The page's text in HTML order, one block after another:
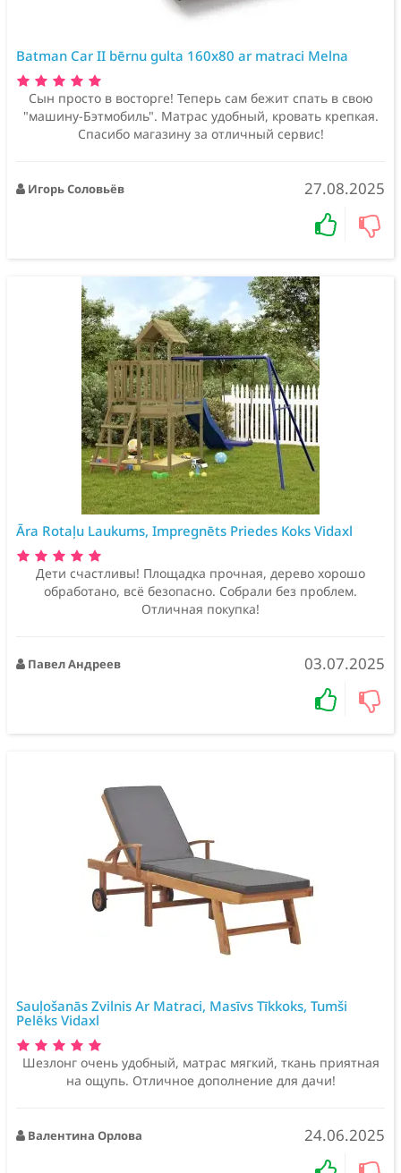
Batman Car II bērnu gulta 160x80 ar matraci Melna
Сын просто в восторге! Теперь сам бежит спать в свою
"машину-Бэтмобиль". Матрас удобный, кровать крепкая.
Спасибо магазину за отличный сервис!
Игорь Соловьёв 27.08.2025
Āra Rotaļu Laukums, Impregnēts Priedes Koks Vidaxl
Дети счастливы! Площадка прочная, дерево хорошо
обработано, всё безопасно. Собрали без проблем.
Отличная покупка!
Павел Андреев 03.07.2025
Sauļošanās Zvilnis Ar Matraci, Masīvs Tīkkoks, Tumši
Pelēks Vidaxl
Шезлонг очень удобный, матрас мягкий, ткань приятная
на ощупь. Отличное дополнение для дачи!
Валентина Орлова 24.06.2025